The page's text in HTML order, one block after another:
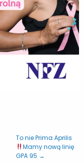
To nie Prima Aprilis
Mamy nową linię
GPA 95 →